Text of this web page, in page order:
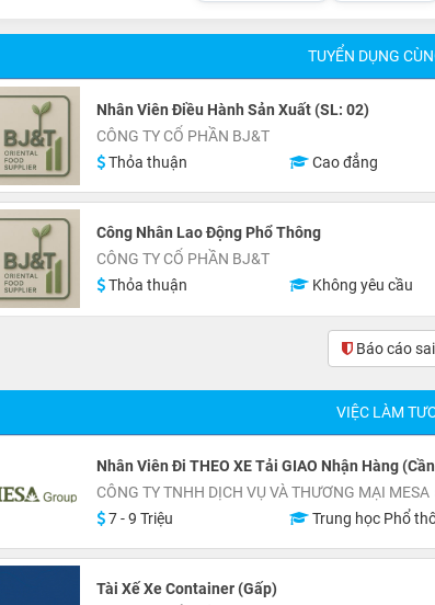
TUYỂN DỤNG
Nhân Viên Điều Hành Sản Xuất (SL: 02)
CÔNG TY CỔ PHẦN BJ&T
Thỏa thuận
Cao đẳng
Công Nhân Lao Động Phổ Thông
CÔNG TY CỔ PHẦN BJ&T
Thỏa thuận
Không yêu cầu
Báo cáo
VIỆC LÀM
Nhân Viên Đi THEO XE Tải GIAO Nhận Hàng
CÔNG TY TNHH DỊCH VỤ VÀ THƯƠNG MẠI MESA
7 - 9 Triệu
Trung học Phổ
Tài Xế Xe Container (Gấp)